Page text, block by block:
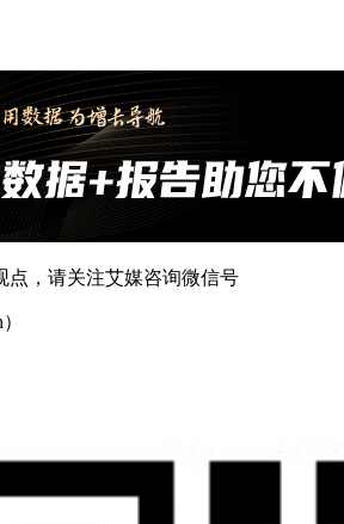
点，请关注艾媒咨询微信号